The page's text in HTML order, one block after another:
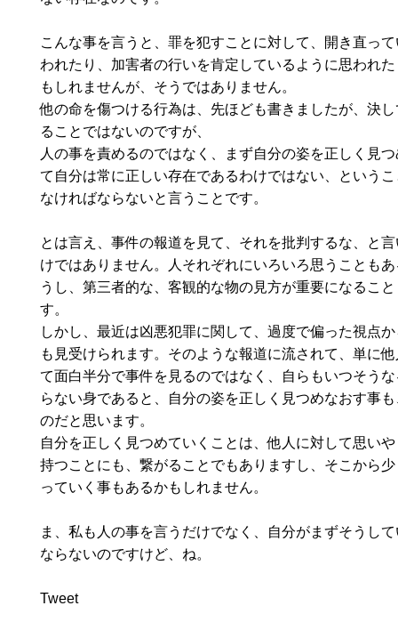
こんな事を言うと、罪を犯すことに対して、開き直っ
われたり、加害者の行いを肯定しているように思われ
もしれませんが、そうではありません。
他の命を傷つける行為は、先ほども書きましたが、決
ることではないのですが、
人の事を責めるのではなく、まず自分の姿を正しく見
て自分は常に正しい存在であるわけではない、という
なければならないと言うことです。
とは言え、事件の報道を見て、それを批判するな、と
けではありません。人それぞれにいろいろ思うことも
うし、第三者的な、客観的な物の見方が重要になるこ
す。
しかし、最近は凶悪犯罪に関して、過度で偏った視点
も見受けられます。そのような報道に流されて、単に
て面白半分で事件を見るのではなく、自らもいつそう
らない身であると、自分の姿を正しく見つめなおす事
のだと思います。
自分を正しく見つめていくことは、他人に対して思い
持つことにも、繋がることでもありますし、そこから
っていく事もあるかもしれません。
ま、私も人の事を言うだけでなく、自分がまずそうし
ならないのですけど、ね。
Tweet